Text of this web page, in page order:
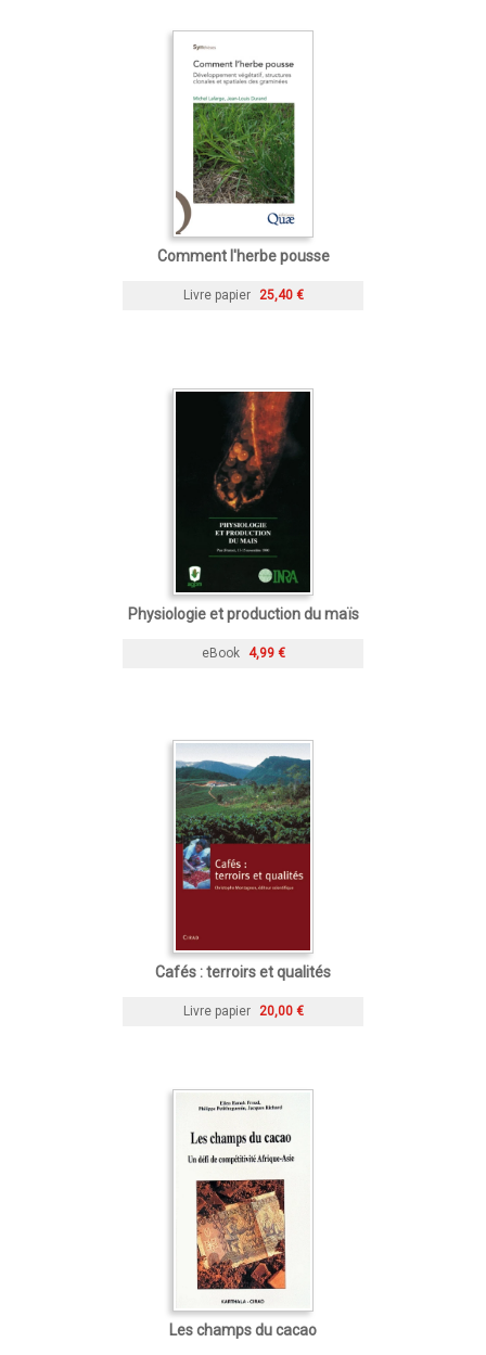
Comment l'herbe pousse
Livre papier 25,40 €
Physiologie et production du maïs
eBook 4,99 €
Cafés : terroirs et qualités
Livre papier 20,00 €
Les champs du cacao